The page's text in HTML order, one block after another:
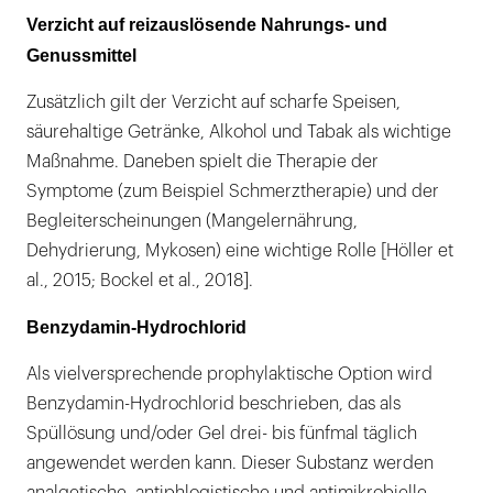
Verzicht auf reizauslösende Nahrungs- und
Genussmittel
Zusätzlich gilt der Verzicht auf scharfe Speisen,
säurehaltige Getränke, Alkohol und Tabak als wichtige
Maßnahme. Daneben spielt die Therapie der
Symptome (zum Beispiel Schmerztherapie) und der
Begleiterscheinungen (Mangelernährung,
Dehydrierung, Mykosen) eine wichtige Rolle [Höller et
al., 2015; Bockel et al., 2018].
Benzydamin-Hydrochlorid
Als vielversprechende prophylaktische Option wird
Benzydamin-Hydrochlorid beschrieben, das als
Spüllösung und/oder Gel drei- bis fünfmal täglich
angewendet werden kann. Dieser Substanz werden